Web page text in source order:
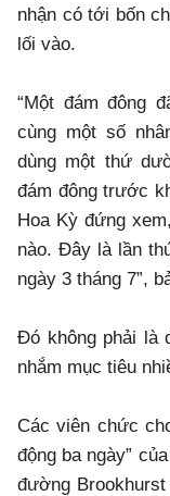
nhận có tới bốn
lối vào.
“Một đám đông
cùng một số
dùng một thứ
đám đông trước
Hoa Kỳ đứng
nào. Đây là lần
ngày 3 tháng 7”,
Đó không phải là
nhắm mục tiêu
Các viên chức
động ba ngày”
đường